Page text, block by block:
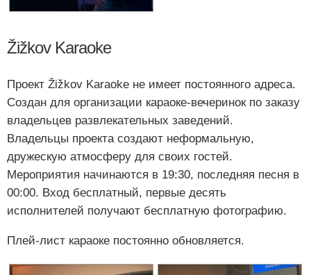
Žižkov Karaoke
Проект Žižkov Karaoke не имеет постоянного адреса.
Создан для организации караоке-вечеринок по заказу
владельцев развлекательных заведений.
Владельцы проекта создают неформальную,
дружескую атмосферу для своих гостей.
Мероприятия начинаются в 19:30, последняя песня в
00:00. Вход бесплатный, первые десять
исполнителей получают бесплатную фотографию.
Плей-лист караоке постоянно обновляется.